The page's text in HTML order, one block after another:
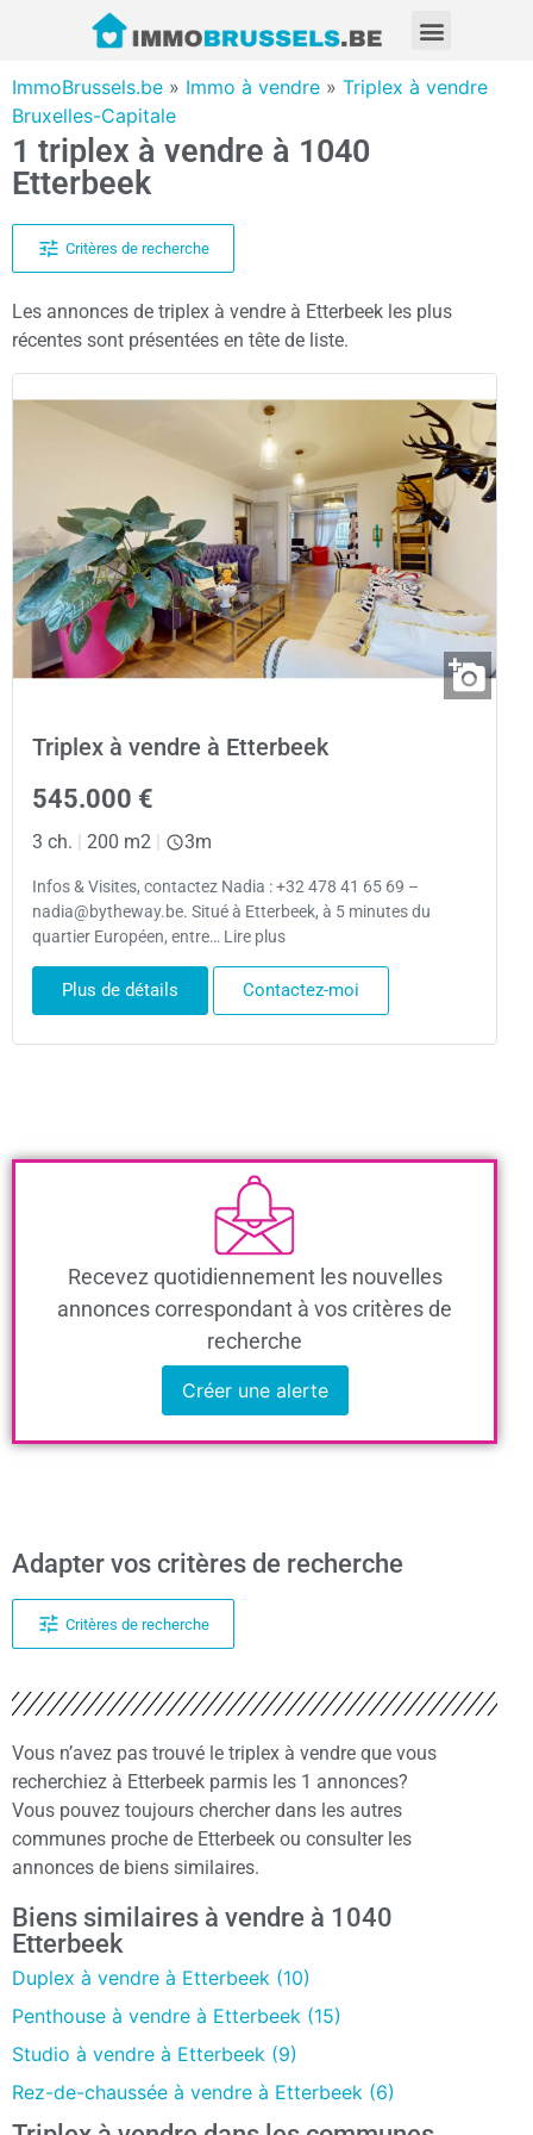
ImmoBrussels.be » Immo à vendre » Triplex à vendre
Bruxelles-Capitale
1 triplex à vendre à 1040
Etterbeek
Critères de recherche
Les annonces de triplex à vendre à Etterbeek les plus
récentes sont présentées en tête de liste.
Triplex à vendre à Etterbeek
545.000 €
3 ch. 200 m2 3m
Infos & Visites, contactez Nadia : +32 478 41 65 69 –
nadia@bytheway.be. Situé à Etterbeek, à 5 minutes du
quartier Européen, entre… Lire plus
Plus de détails Contactez-moi
Recevez quotidiennement les nouvelles
annonces correspondant à vos critères de
recherche
Créer une alerte
Adapter vos critères de recherche
Critères de recherche
Vous n’avez pas trouvé le triplex à vendre que vous
recherchiez à Etterbeek parmis les 1 annonces?
Vous pouvez toujours chercher dans les autres
communes proche de Etterbeek ou consulter les
annonces de biens similaires.
Biens similaires à vendre à 1040
Etterbeek
Duplex à vendre à Etterbeek (10)
Penthouse à vendre à Etterbeek (15)
Studio à vendre à Etterbeek (9)
Rez-de-chaussée à vendre à Etterbeek (6)